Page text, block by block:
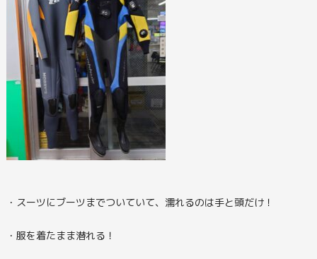
・スーツにブーツまでついていて、濡れるのは手と頭だけ！
・服を着たまま潜れる！